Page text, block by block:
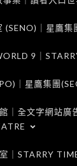
(SENO)｜星鷹集
9｜
｜星鷹集團
｜全文字網站
｜STARRY